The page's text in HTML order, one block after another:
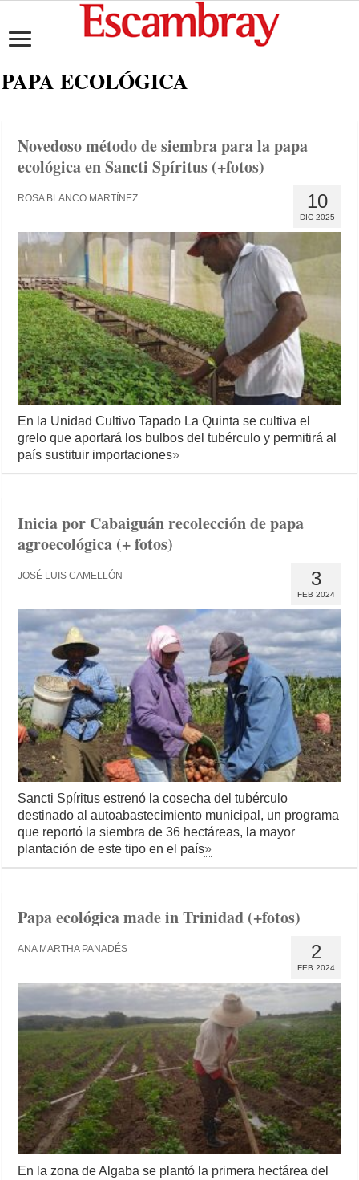
PAPA ECOLÓGICA
Novedoso método de siembra para la papa
ecológica en Sancti Spíritus (+fotos)
10
DIC 2025
ROSA BLANCO MARTÍNEZ
En la Unidad Cultivo Tapado La Quinta se cultiva el
grelo que aportará los bulbos del tubérculo y permitirá al
país sustituir importaciones»
Inicia por Cabaiguán recolección de papa
agroecológica (+ fotos)
3
FEB 2024
JOSÉ LUIS CAMELLÓN
Sancti Spíritus estrenó la cosecha del tubérculo
destinado al autoabastecimiento municipal, un programa
que reportó la siembra de 36 hectáreas, la mayor
plantación de este tipo en el país»
Papa ecológica made in Trinidad (+fotos)
2
FEB 2024
ANA MARTHA PANADÉS
En la zona de Algaba se plantó la primera hectárea del